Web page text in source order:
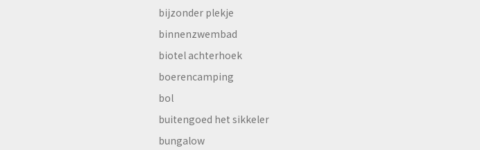
bijzonder plekje
binnenzwembad
biotel achterhoek
boerencamping
bol
buitengoed het sikkeler
bungalow